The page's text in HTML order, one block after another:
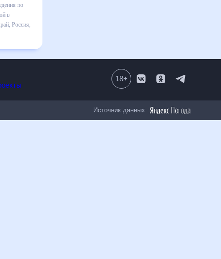
нужно
30
18+
Источник данных